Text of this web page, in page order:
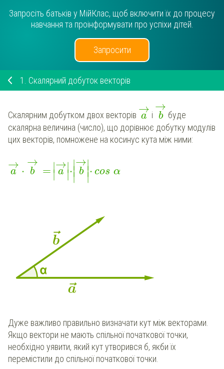
Запросіть батьків у МійКлас, щоб включити їх до процесу
навчання та проінформувати про успіхи дітей.
Запросити
1. Скалярний добуток векторів
Скалярним добутком двох векторів a
→ і b
→
буде
скалярна величина (число), що дорівнює добутку модулів
цих векторів, помножене на косинус кута між ними:
a
→ ⋅ b
→
= ∣
∣ a
→∣
∣⋅∣
∣∣ b
→∣
∣∣⋅ cos α
Дуже важливо правильно визначати кут між векторами.
Якщо вектори не мають спільної початкової точки,
необхідно уявити, який кут утворився б, якби їх
перемістили до спільної початкової точки.